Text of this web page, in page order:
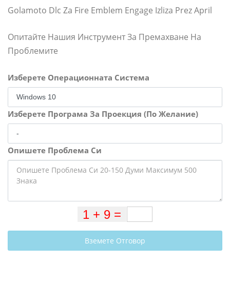
Golamoto Dlc Za Fire Emblem Engage Izliza Prez April
Опитайте Нашия Инструмент За Премахване На
Проблемите
Изберете Операционната Система
Изберете Програма За Проекция (По Желание)
Опишете Проблема Си
Вземете Отговор